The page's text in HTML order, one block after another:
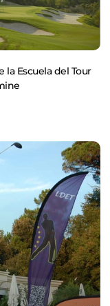
la Escuela del Tour